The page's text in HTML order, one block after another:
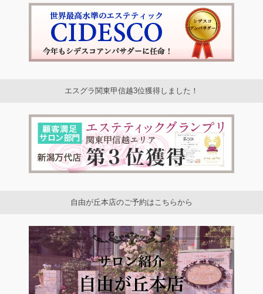
エスグラ関東甲信越3位獲得しました！
自由が丘本店のご予約はこちらから